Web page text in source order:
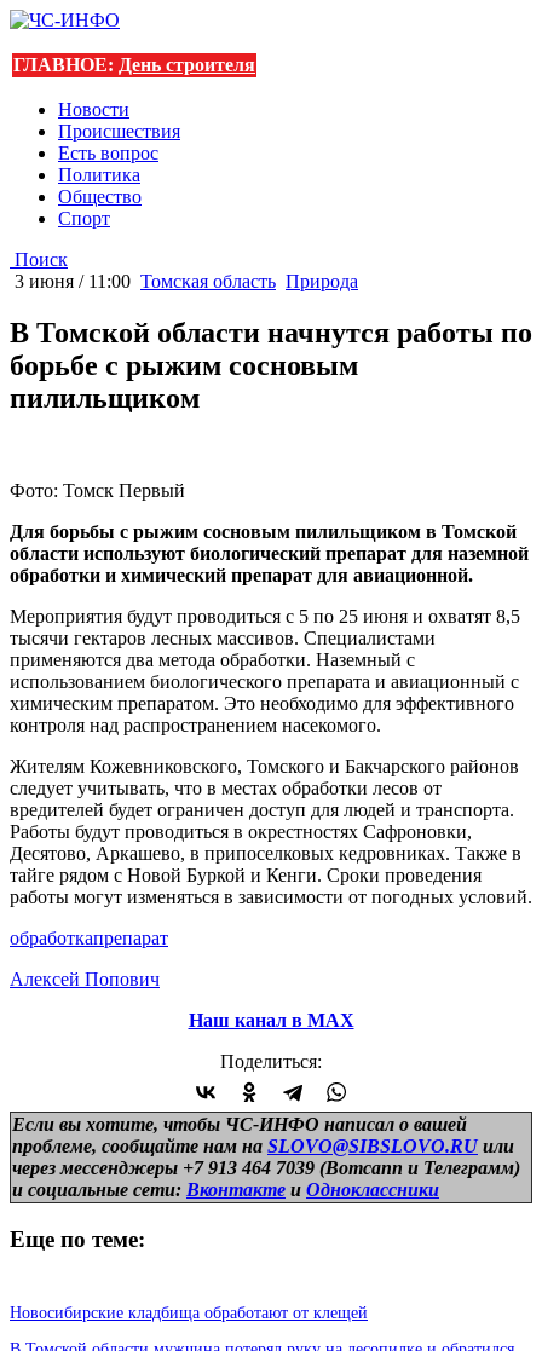
ГЛАВНОЕ: День строителя
Новости
Происшествия
Есть вопрос
Политика
Общество
Спорт
Поиск
3 июня / 11:00 Томская область Природа
В Томской области начнутся работы по
борьбе с рыжим сосновым
пилильщиком
Фото: Томск Первый
Для борьбы с рыжим сосновым пилильщиком в Томской
области используют биологический препарат для наземной
обработки и химический препарат для авиационной.
Мероприятия будут проводиться с 5 по 25 июня и охватят 8,5
тысячи гектаров лесных массивов. Специалистами
применяются два метода обработки. Наземный с
использованием биологического препарата и авиационный с
химическим препаратом. Это необходимо для эффективного
контроля над распространением насекомого.
Жителям Кожевниковского, Томского и Бакчарского районов
следует учитывать, что в местах обработки лесов от
вредителей будет ограничен доступ для людей и транспорта.
Работы будут проводиться в окрестностях Сафроновки,
Десятово, Аркашево, в припоселковых кедровниках. Также в
тайге рядом с Новой Буркой и Кенги. Сроки проведения
работы могут изменяться в зависимости от погодных условий.
обработкапрепарат
Алексей Попович
Наш канал в МАХ
Поделиться:
Если вы хотите, чтобы ЧС-ИНФО написал о вашей
проблеме, сообщайте нам на SLOVO@SIBSLOVO.RU или
через мессенджеры +7 913 464 7039 (Вотсапп и Телеграмм)
и социальные сети: Вконтакте и Одноклассники
Еще по теме:
Новосибирские кладбища обработают от клещей